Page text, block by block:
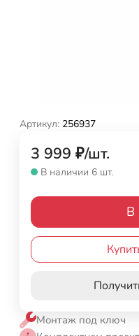
Артикул: 256937
3 999 ₽/шт.
В наличии 6 шт.
В
Монтаж под ключ